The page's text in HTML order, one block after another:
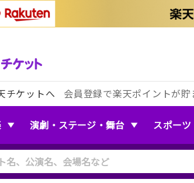
チケットへ 会員登録で楽天ポイントが貯
演劇・ステージ・舞台 スポーツ